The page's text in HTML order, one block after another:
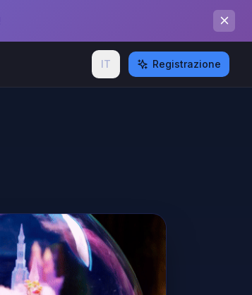
IT Registrazione